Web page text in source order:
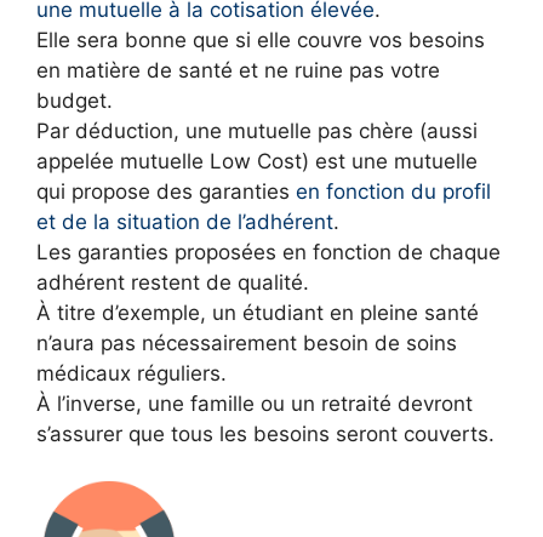
une mutuelle à la cotisation élevée.
Elle sera bonne que si elle couvre vos besoins
en matière de santé et ne ruine pas votre
budget.
Par déduction, une mutuelle pas chère (aussi
appelée mutuelle Low Cost) est une mutuelle
qui propose des garanties en fonction du profil
et de la situation de l’adhérent.
Les garanties proposées en fonction de chaque
adhérent restent de qualité.
À titre d’exemple, un étudiant en pleine santé
n’aura pas nécessairement besoin de soins
médicaux réguliers.
À l’inverse, une famille ou un retraité devront
s’assurer que tous les besoins seront couverts.